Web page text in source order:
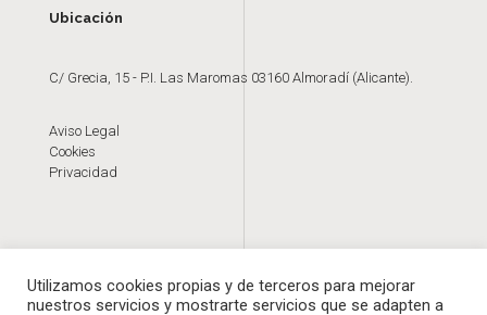
Ubicación
C/ Grecia, 15 - P.I. Las Maromas 03160 Almoradí (Alicante).
Aviso Legal
Cookies
Privacidad
Utilizamos cookies propias y de terceros para mejorar
nuestros servicios y mostrarte servicios que se adapten a